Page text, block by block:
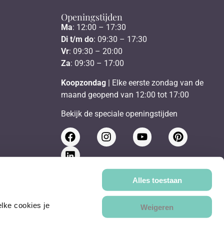
cookies je
Alles toestaan
Weigeren
Openingstijden
Ma: 12:00 – 17:30
Di t/m do: 09:30 – 17:30
Vr: 09:30 – 20:00
Za: 09:30 – 17:00
Koopzondag | Elke eerste zondag van de
maand geopend van 12:00 tot 17:00
Bekijk de speciale openingstijden
Schrijf je in voor de nieuwsbrief
Send